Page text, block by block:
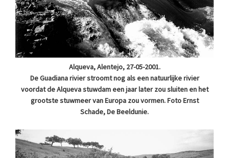
Alqueva, Alentejo, 27-05-2001.
De Guadiana rivier stroomt nog als een natuurlijke rivier
voordat de Alqueva stuwdam een jaar later zou sluiten en het
grootste stuwmeer van Europa zou vormen. Foto Ernst
Schade, De Beeldunie.